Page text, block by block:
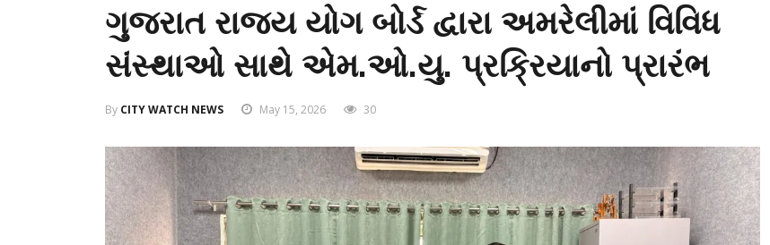
ગુજરાત રાજ્ય યોગ બોર્ડ દ્વારા અમરેલીમાં વિવિધ
સંસ્થાઓ સાથે એમ.ઓ.યુ. પ્રક્રિયાનો પ્રારંભ
By CITY WATCH NEWS May 15, 2026 30